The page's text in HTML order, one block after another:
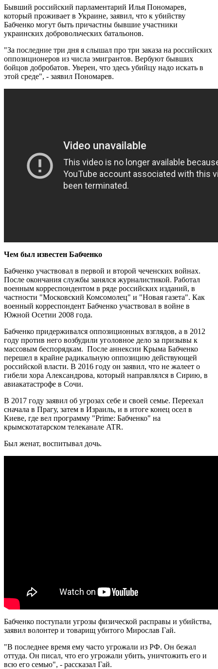
Бывший российский парламентарий Илья Пономарев,
который проживает в Украине, заявил, что к убийству
Бабченко могут быть причастны бывшие участники
украинских добровольческих батальонов.
"За последние три дня я слышал про три заказа на российских
оппозиционеров из числа эмигрантов. Вербуют бывших
бойцов добробатов. Уверен, что здесь убийцу надо искать в
этой среде", - заявил Пономарев.
Чем был известен Бабченко
Бабченко участвовал в первой и второй чеченских войнах.
После окончания службы занялся журналистикой. Работал
военным корреспондентом в ряде российских изданий, в
частности "Московский Комсомолец" и "Новая газета". Как
военный корреспондент Бабченко участвовал в войне в
Южной Осетии 2008 года.
Бабченко придерживался оппозиционных взглядов, а в 2012
году против него возбудили уголовное дело за призывы к
массовым беспорядкам. После аннексии Крыма Бабченко
перешел в крайне радикальную оппозицию действующей
российской власти. В 2016 году он заявил, что не жалеет о
гибели хора Александрова, который направлялся в Сирию, в
авиакатастрофе в Сочи.
В 2017 году заявил об угрозах себе и своей семье. Переехал
сначала в Прагу, затем в Израиль, и в итоге конец осел в
Киеве, где вел программу "Prime: Бабченко" на
крымскотатарском телеканале ATR.
Был женат, воспитывал дочь.
Бабченко поступали угрозы физической расправы и убийства,
заявил волонтер и товарищ убитого Мирослав Гай.
"В последнее время ему часто угрожали из РФ. Он бежал
оттуда. Он писал, что его угрожали убить, уничтожить его и
всю его семью", - рассказал Гай.